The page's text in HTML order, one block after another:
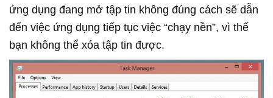
ứng dụng đang mở tập tin không đúng cách sẽ dẫn
đến việc ứng dụng tiếp tục việc “chạy nền”, vì thế
bạn không thể xóa tập tin được.